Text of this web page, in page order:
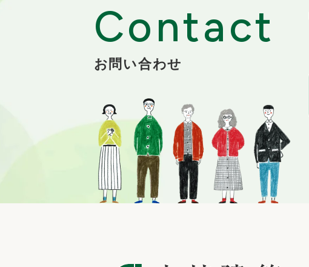
Contact
お問い合わせ